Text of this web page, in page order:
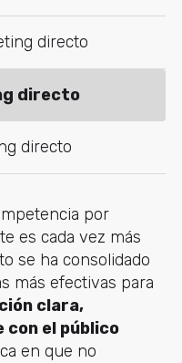
directo
directo
directo
por
es cada vez más
se ha consolidado
más efectivas para
clara,
con el público
en que no